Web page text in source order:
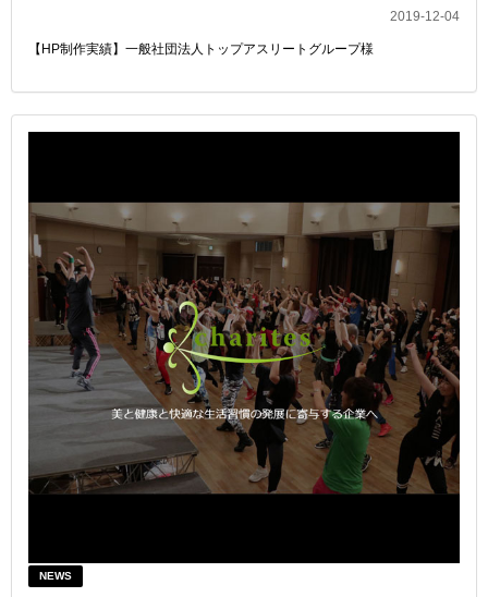
2019-12-04
【HP制作実績】一般社団法人トップアスリートグループ様
NEWS